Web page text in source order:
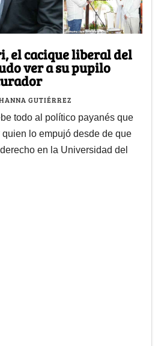
el cacique liberal del
ver a su pupilo
GUTIÉRREZ
todo al político payanés que
lo empujó desde de que
en la Universidad del